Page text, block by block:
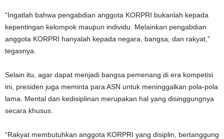
“Ingatlah bahwa pengabdian anggota KORPRI bukanlah kepada
kepentingan kelompok maupun individu. Melainkan pengabdian
anggota KORPRI hanyalah kepada negara, bangsa, dan rakyat,”
tegasnya.
Selain itu, agar dapat menjadi bangsa pemenang di era kompetisi
ini, presiden juga meminta para ASN untuk meninggalkan pola-pola
lama. Mental dan kedisiplinan merupakan hal yang disinggungnya
secara khusus.
“Rakyat membutuhkan anggota KORPRI yang disiplin, bertanggung